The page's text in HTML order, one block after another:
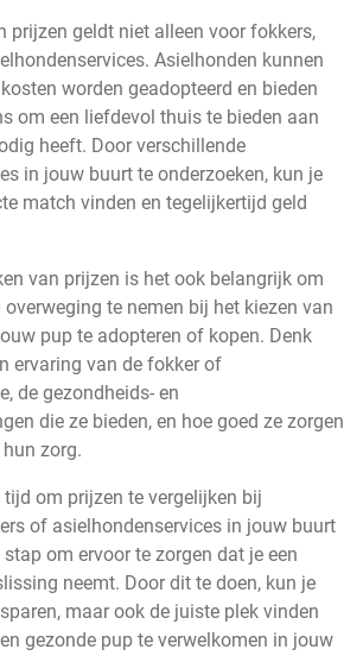
prijzen geldt niet alleen voor fokkers,
Asielhonden kunnen
worden geadopteerd en bieden
om een liefdevol thuis te bieden aan
heeft. Door verschillende
in jouw buurt te onderzoeken, kun je
match vinden en tegelijkertijd geld
van prijzen is het ook belangrijk om
te nemen bij het kiezen van
pup te adopteren of kopen. Denk
ervaring van de fokker of
de gezondheids- en
die ze bieden, en hoe goed ze zorgen
zorg.
tijd om prijzen te vergelijken bij
of asielhondenservices in jouw buurt
om ervoor te zorgen dat je een
neemt. Door dit te doen, kun je
maar ook de juiste plek vinden
gezonde pup te verwelkomen in jouw